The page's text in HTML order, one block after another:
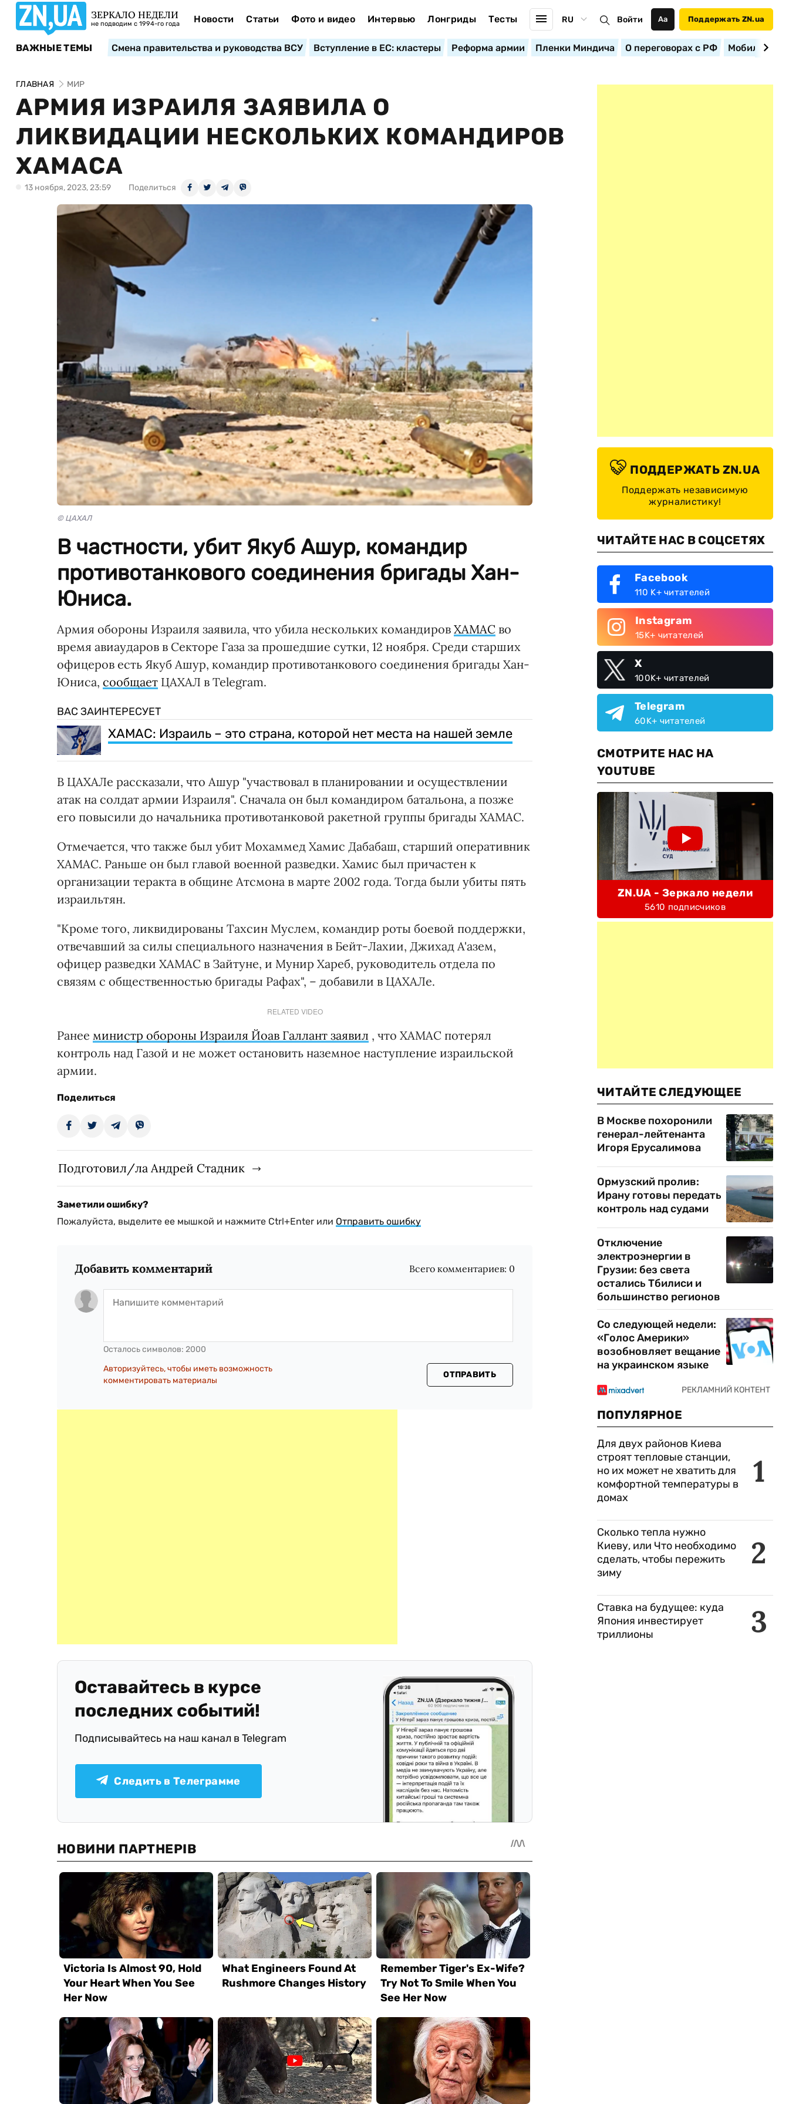
ЗЕРКАЛО НЕДЕЛИ
не подводим с 1994-го года Новости Статьи Фото и видео Интервью Лонгриды Тесты RU Войти Аа Поддержать ZN.ua
ВАЖНЫЕ ТЕМЫ Смена правительства и руководства ВСУ Вступление в ЕС: кластеры Реформа армии Пленки Миндича О переговорах с РФ
ГЛАВНАЯ МИР
АРМИЯ ИЗРАИЛЯ ЗАЯВИЛА О
ЛИКВИДАЦИИ НЕСКОЛЬКИХ КОМАНДИРОВ
ХАМАСА
13 ноября, 2023, 23:59 Поделиться
© ЦАХАЛ
В частности, убит Якуб Ашур, командир
противотанкового соединения бригады Хан-
Юниса.
Армия обороны Израиля заявила, что убила нескольких командиров ХАМАС во
время авиаударов в Секторе Газа за прошедшие сутки, 12 ноября. Среди старших
офицеров есть Якуб Ашур, командир противотанкового соединения бригады Хан-
Юниса, сообщает ЦАХАЛ в Telegram.
ВАС ЗАИНТЕРЕСУЕТ
ХАМАС: Израиль – это страна, которой нет места на нашей земле
В ЦАХАЛе рассказали, что Ашур "участвовал в планировании и осуществлении
атак на солдат армии Израиля". Сначала он был командиром батальона, а позже
его повысили до начальника противотанковой ракетной группы бригады ХАМАС.
Отмечается, что также был убит Мохаммед Хамис Дабабаш, старший оперативник
ХАМАС. Раньше он был главой военной разведки. Хамис был причастен к
организации теракта в общине Атсмона в марте 2002 года. Тогда были убиты пять
израильтян.
"Кроме того, ликвидированы Тахсин Муслем, командир роты боевой поддержки,
отвечавший за силы специального назначения в Бейт-Лахии, Джихад А'азем,
офицер разведки ХАМАС в Зайтуне, и Мунир Хареб, руководитель отдела по
связям с общественностью бригады Рафах", – добавили в ЦАХАЛе.
RELATED VIDEO
Ранее министр обороны Израиля Йоав Галлант заявил , что ХАМАС потерял
контроль над Газой и не может остановить наземное наступление израильской
армии.
Поделиться
Подготовил/ла Андрей Стадник
Заметили ошибку?
Пожалуйста, выделите ее мышкой и нажмите Ctrl+Enter или Отправить ошибку
Добавить комментарий Всего комментариев: 0
Осталось символов: 2000
Авторизуйтесь, чтобы иметь возможность
комментировать материалы
ОТПРАВИТЬ
Оставайтесь в курсе
последних событий!
Подписывайтесь на наш канал в Telegram
Следить в Телеграмме
ПОДДЕРЖАТЬ ZN.UA
Поддержать независимую
журналистику!
ЧИТАЙТЕ НАС В СОЦСЕТЯХ
Facebook
110 K+ читателей
Instagram
15K+ читателей
X
100K+ читателей
Telegram
60K+ читателей
СМОТРИТЕ НАС НА
YOUTUBE
ZN.UA - Зеркало недели
5610 подписчиков
ЧИТАЙТЕ СЛЕДУЮЩЕЕ
В Москве похоронили
генерал-лейтенанта
Игоря Ерусалимова
Ормузский пролив:
Ирану готовы передать
контроль над судами
Отключение
электроэнергии в
Грузии: без света
остались Тбилиси и
большинство регионов
Со следующей недели:
«Голос Америки»
возобновляет вещание
на украинском языке
ПОПУЛЯРНОЕ
1
Для двух районов Киева
строят тепловые станции,
но их может не хватить для
комфортной температуры в
домах
2
Сколько тепла нужно
Киеву, или Что необходимо
сделать, чтобы пережить
зиму
3
Ставка на будущее: куда
Япония инвестирует
триллионы